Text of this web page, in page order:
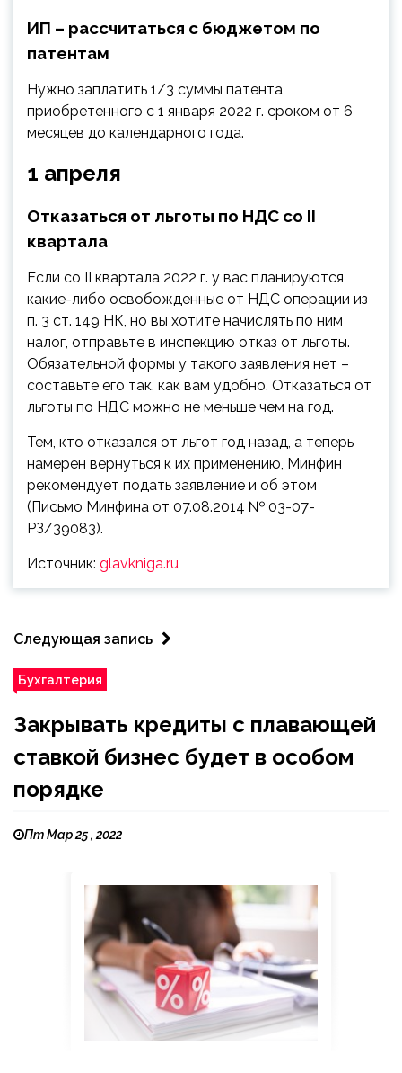
ИП – рассчитаться с бюджетом по
патентам
Нужно заплатить 1/3 суммы патента,
приобретенного с 1 января 2022 г. сроком от 6
месяцев до календарного года.
1 апреля
Отказаться от льготы по НДС со II
квартала
Если со II квартала 2022 г. у вас планируются
какие-либо освобожденные от НДС операции из
п. 3 ст. 149 НК, но вы хотите начислять по ним
налог, отправьте в инспекцию отказ от льготы.
Обязательной формы у такого заявления нет –
составьте его так, как вам удобно. Отказаться от
льготы по НДС можно не меньше чем на год.
Тем, кто отказался от льгот год назад, а теперь
намерен вернуться к их применению, Минфин
рекомендует подать заявление и об этом
(Письмо Минфина от 07.08.2014 № 03-07-
РЗ/39083).
Источник: glavkniga.ru
Следующая запись
Бухгалтерия
Закрывать кредиты с плавающей
ставкой бизнес будет в особом
порядке
Пт Мар 25 , 2022